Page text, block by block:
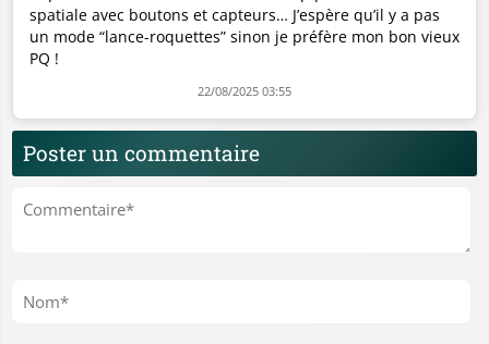
spatiale avec boutons et capteurs… J’espère qu’il y a pas
un mode “lance-roquettes” sinon je préfère mon bon vieux
PQ !
22/08/2025 03:55
Poster un commentaire